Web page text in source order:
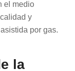
el medio
y
por gas.
la